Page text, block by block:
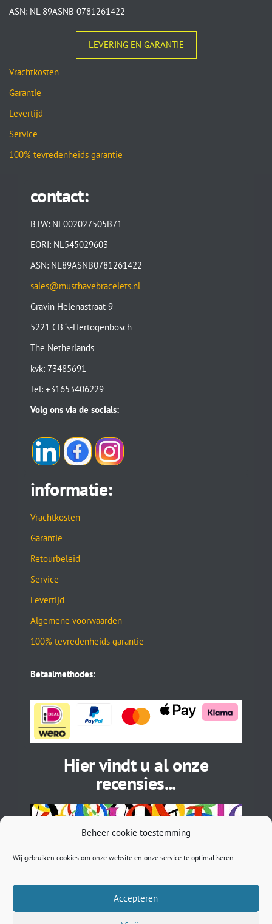
Beheer cookie toestemming
Wij gebruiken cookies om onze website en onze service te optimaliseren.
Accepteren
ASN: NL 89ASNB 0781261422
LEVERING EN GARANTIE
Vrachtkosten
Garantie
Levertijd
Service
100% tevredenheids garantie
contact:
BTW: NL002027505B71
EORI: NL545029603
ASN: NL89ASNB0781261422
sales@musthavebracelets.nl
Gravin Helenastraat 9
5221 CB ‘s-Hertogenbosch
The Netherlands
kvk: 73485691
Tel: +31653406229
Volg ons via de socials:
informatie:
Vrachtkosten
Garantie
Retourbeleid
Service
Levertijd
Algemene voorwaarden
100% tevredenheids garantie
Betaalmethodes:
Hier vindt u al onze
recensies...